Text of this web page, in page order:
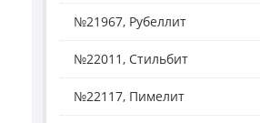
№21967, Рубеллит
№22011, Стильбит
№22117, Пимелит